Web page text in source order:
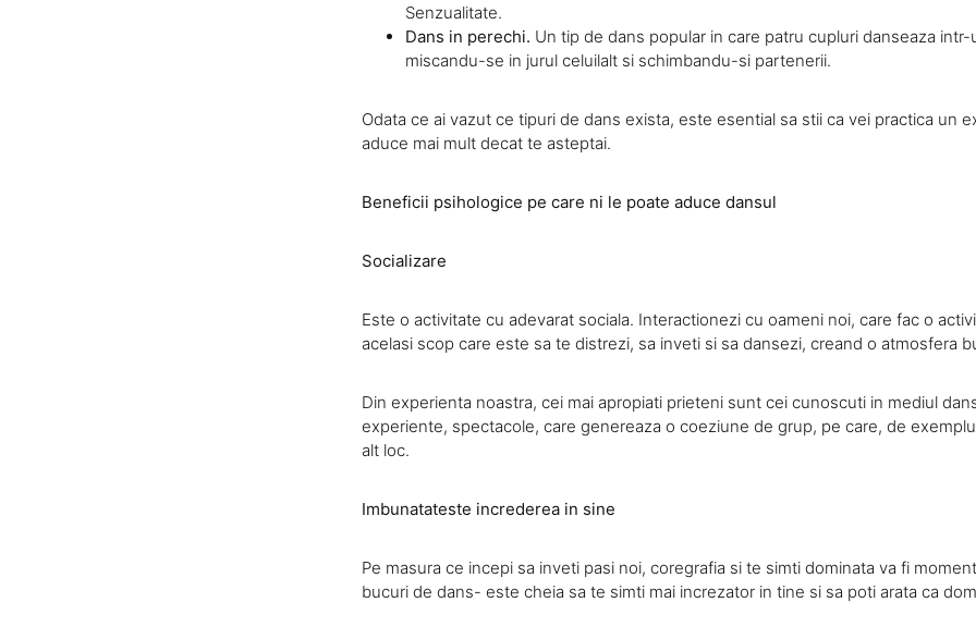
Senzualitate.
Dans in perechi. Un tip de dans popular in care patru cupluri danseaza
miscandu-se in jurul celuilalt si schimbandu-si partenerii.
Odata ce ai vazut ce tipuri de dans exista, este esential sa stii ca vei practica un
aduce mai mult decat te asteptai.
Beneficii psihologice pe care ni le poate aduce dansul
Socializare
Este o activitate cu adevarat sociala. Interactionezi cu oameni noi, care fac o
acelasi scop care este sa te distrezi, sa inveti si sa dansezi, creand o atmosfera
Din experienta noastra, cei mai apropiati prieteni sunt cei cunoscuti in mediul
experiente, spectacole, care genereaza o coeziune de grup, pe care, de
alt loc.
Imbunatateste increderea in sine
Pe masura ce incepi sa inveti pasi noi, coregrafia si te simti dominata va fi
bucuri de dans- este cheia sa te simti mai increzator in tine si sa poti arata ca